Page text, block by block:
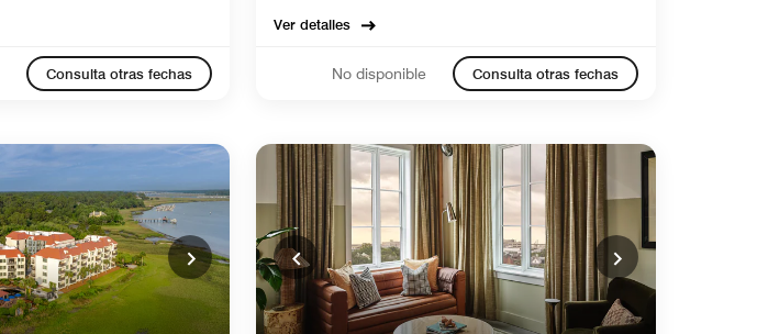
Consulta otras fechas
Ver detalles
No disponible Consulta otras fechas